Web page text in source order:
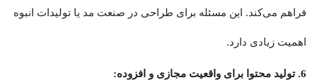
فراهم می‌کند. این مسئله برای طراحی در صنعت مد یا تولیدات انبوه
اهمیت زیادی دارد.
6. تولید محتوا برای واقعیت مجازی و افزوده: